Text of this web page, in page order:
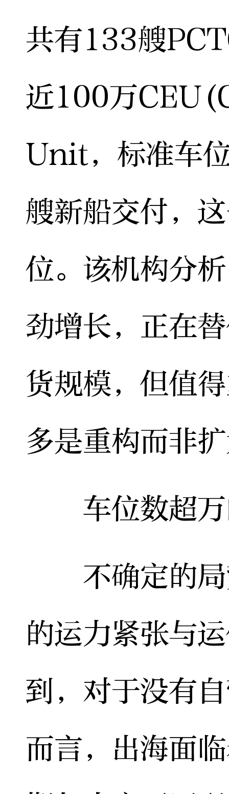
共有133艘
近100万
Unit，标准车
艘新船交付，
位。该机构分
劲增长，正在
货规模，但值
多是重构而非
车位数超万
不确定的局
的运力紧张与
到，对于没有
而言，出海面